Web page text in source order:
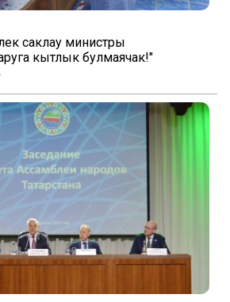
саклау министры
кытлык булмаячак!"